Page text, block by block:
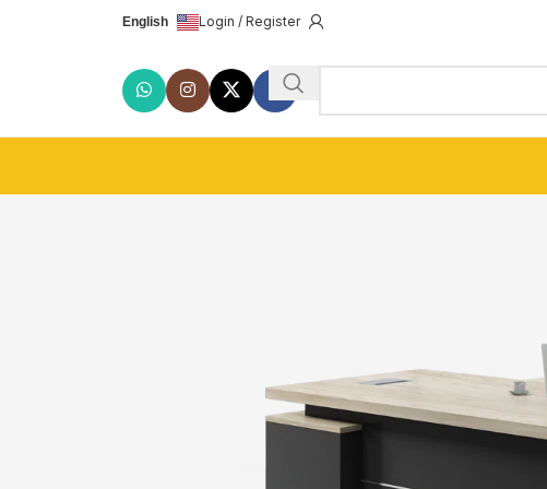
Login / Register
English